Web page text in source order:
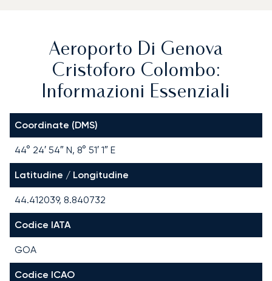
Aeroporto Di Genova
Cristoforo Colombo:
Informazioni Essenziali
Coordinate (DMS)
44° 24′ 54″ N, 8° 51′ 1″ E
Latitudine / Longitudine
44.412039, 8.840732
Codice IATA
GOA
Codice ICAO